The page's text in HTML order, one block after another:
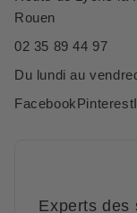
Rouen
02 35 89 44 97
Du lundi au
FacebookPinterest
Experts des